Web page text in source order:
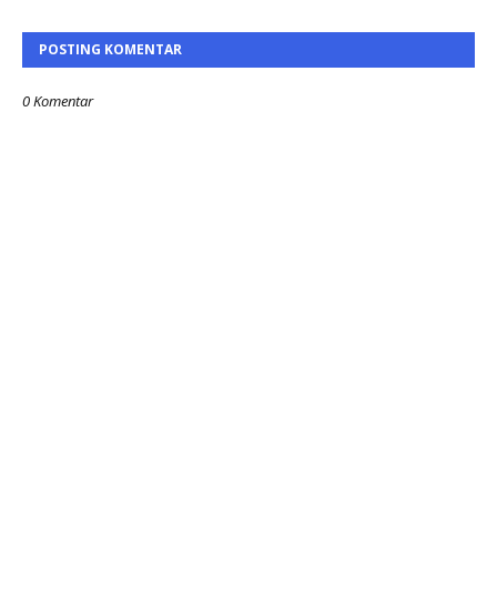
POSTING KOMENTAR
0 Komentar